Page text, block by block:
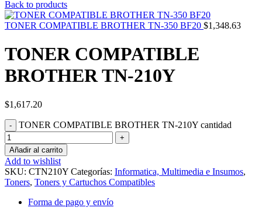
Back to products
TONER COMPATIBLE BROTHER TN-350 BF20 $1,348.63
TONER COMPATIBLE
BROTHER TN-210Y
$1,617.20
TONER COMPATIBLE BROTHER TN-210Y cantidad
Añadir al carrito
Add to wishlist
SKU: CTN210Y Categorías: Informatica, Multimedia e Insumos,
Toners, Toners y Cartuchos Compatibles
Forma de pago y envío